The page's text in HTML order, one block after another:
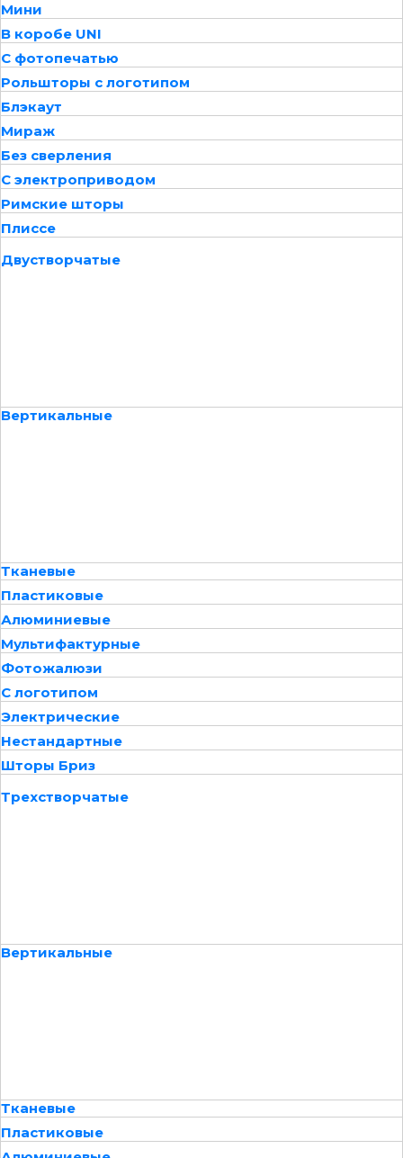
Мини
В коробе UNI
С фотопечатью
Рольшторы с логотипом
Блэкаут
Мираж
Без сверления
С электроприводом
Римские шторы
Плиссе
Двустворчатые
Вертикальные
Тканевые
Пластиковые
Алюминиевые
Мультифактурные
Фотожалюзи
С логотипом
Электрические
Нестандартные
Шторы Бриз
Трехстворчатые
Вертикальные
Тканевые
Пластиковые